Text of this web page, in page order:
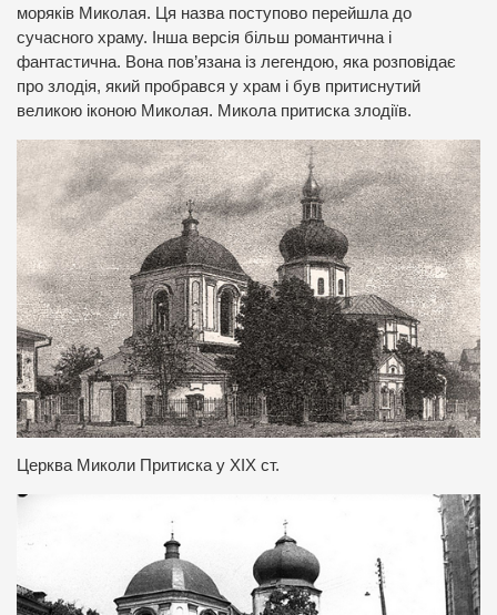
моряків Миколая. Ця назва поступово перейшла до
сучасного храму. Інша версія більш романтична і
фантастична. Вона пов’язана із легендою, яка розповідає
про злодія, який пробрався у храм і був притиснутий
великою іконою Миколая. Микола притиска злодіїв.
Церква Миколи Притиска у ХІХ ст.